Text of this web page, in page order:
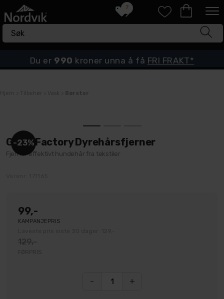
7
Du er 990 kroner unna å få FRI FRAKT*
23%
Gloss Factory Dyrehårsfjerner
Fjerner effektivt hundehår fra tekstiler
99,-
KAMPANJEPRIS
FØRPRIS
- +